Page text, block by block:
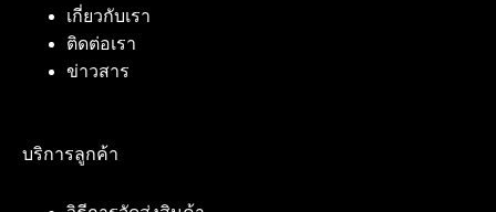
เกี่ยวกับเรา
ติดต่อเรา
ข่าวสาร
บริการลูกค้า